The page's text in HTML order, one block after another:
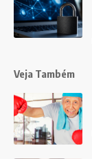
Veja Também